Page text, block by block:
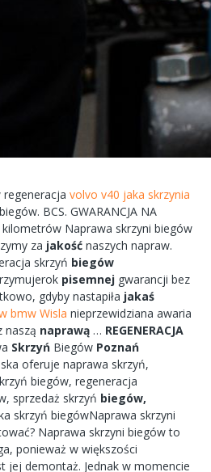
regeneracja volvo v40 jaka skrzynia
biegów. BCS. GWARANCJA NA
kilometrów Naprawa skrzyni biegów
za jakość naszych napraw.
skrzyń biegów
pisemnej gwarancji bez
gdyby nastapiła jakaś
bmw Wisla nieprzewidziana awaria
naszą naprawą … REGENERACJA
Skrzyń Biegów Poznań
oferuje naprawa skrzyń,
biegów, regeneracja
sprzedaż skrzyń biegów,
skrzyń biegówNaprawa skrzyni
Naprawa skrzyni biegówto
ponieważ w większości
jej demontaż. Jednak w momencie